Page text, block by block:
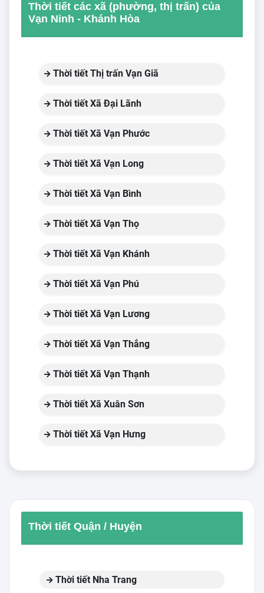
Thời tiết các xã (phường, thị trấn) của
Vạn Ninh - Khánh Hòa
Thời tiết Thị trấn Vạn Giã
Thời tiết Xã Đại Lãnh
Thời tiết Xã Vạn Phước
Thời tiết Xã Vạn Long
Thời tiết Xã Vạn Bình
Thời tiết Xã Vạn Thọ
Thời tiết Xã Vạn Khánh
Thời tiết Xã Vạn Phú
Thời tiết Xã Vạn Lương
Thời tiết Xã Vạn Thắng
Thời tiết Xã Vạn Thạnh
Thời tiết Xã Xuân Sơn
Thời tiết Xã Vạn Hưng
Thời tiết Quận / Huyện
Thời tiết Nha Trang